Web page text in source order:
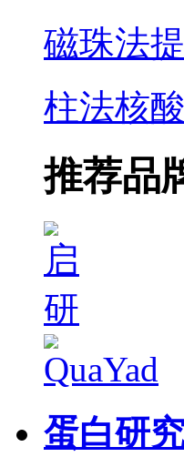
磁珠法
柱法核
推荐品
蛋白研